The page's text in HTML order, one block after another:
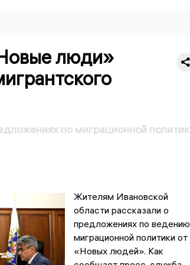
люди»
по миграционной
Жителям Ивановской
области рассказали о
предложениях по ведению
миграционной политики от
«Новых людей». Как